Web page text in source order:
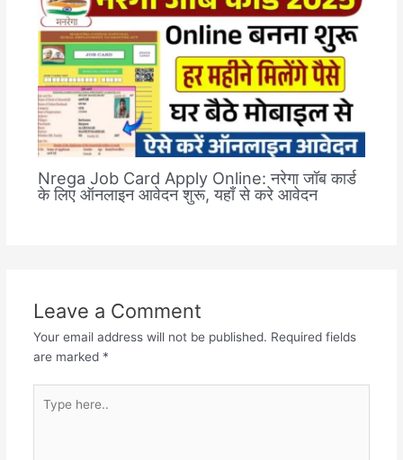
Nrega Job Card Apply Online: नरेगा जॉब कार्ड
के लिए ऑनलाइन आवेदन शुरू, यहाँ से करे आवेदन
Leave a Comment
Your email address will not be published. Required fields
are marked *
here..